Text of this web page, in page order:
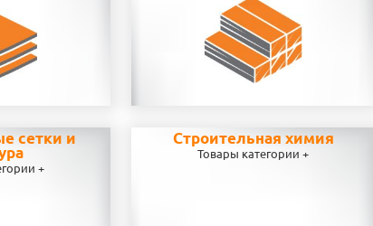
сетки и
+
Строительная химия
Товары категории +